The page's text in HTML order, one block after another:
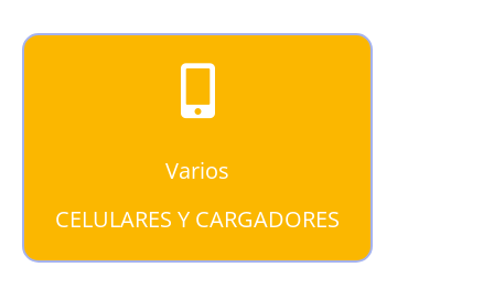
Varios
CELULARES Y CARGADORES